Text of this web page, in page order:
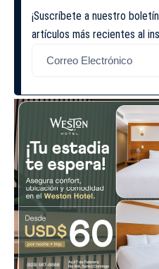
¡Suscríbete a nuestro
artículos más recientes al